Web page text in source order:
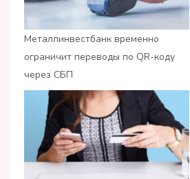
Металлинвестбанк временно
ограничит переводы по QR-коду
через СБП